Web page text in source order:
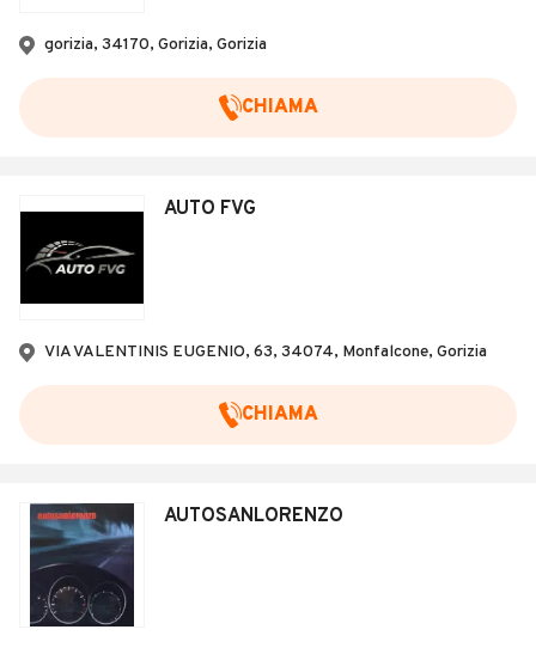
Concessionari
gorizia, 34170, Gorizia, Gorizia
CHIAMA
AUTO FVG
VIA VALENTINIS EUGENIO, 63, 34074, Monfalcone, Gorizia
CHIAMA
AUTOSANLORENZO